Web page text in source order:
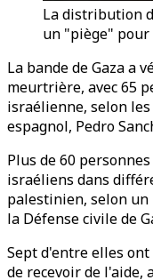
La distribution
un "piège" pour
La bande de Gaza a
meurtrière, avec 65
israélienne, selon
espagnol, Pedro
Plus de 60
israéliens dans
palestinien, selon
la Défense civile de
Sept d'entre elles
de recevoir de l'aide,